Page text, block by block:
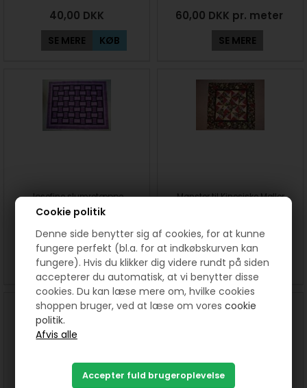
Cookie politik
Denne side benytter sig af cookies, for at kunne
fungere perfekt (bl.a. for at indkøbskurven kan
fungere). Hvis du klikker dig videre rundt på siden
accepterer du automatisk, at vi benytter disse
cookies. Du kan læse mere om, hvilke cookies
shoppen bruger, ved at læse om vorescookie
politik.
40,00 DKK
SE MERE KØB
60,00 DKK pr. meter
SE MERE
Josefine slumretæppe
mønster
40,00DKK
SE MERE KØB
Mønster til Kinesiske Møller
40,00DKK
SE MERE KØB